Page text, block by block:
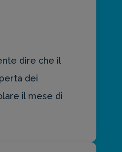
dire che il
dei
il mese di